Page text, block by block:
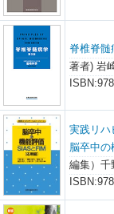
脊椎脊
著者) 岩
実践リハ
脳卒中
編集）千